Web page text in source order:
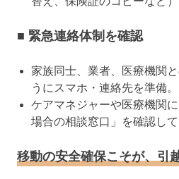
■ 緊急連絡体制を確認
家族同士、業者、医療機関
うにスマホ・連絡先を準備。
ケアマネジャーや医療機関
場合の相談窓口」を確認して
移動の安全確保こそが、引